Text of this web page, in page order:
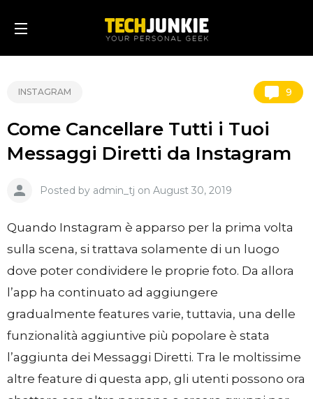
INSTAGRAM 9
Come Cancellare Tutti i Tuoi
Messaggi Diretti da Instagram
Posted by admin_tj on August 30, 2019
Quando Instagram è apparso per la prima volta
sulla scena, si trattava solamente di un luogo
dove poter condividere le proprie foto. Da allora
l’app ha continuato ad aggiungere
gradualmente features varie, tuttavia, una delle
funzionalità aggiuntive più popolare è stata
l’aggiunta dei Messaggi Diretti. Tra le moltissime
altre feature di questa app, gli utenti possono ora